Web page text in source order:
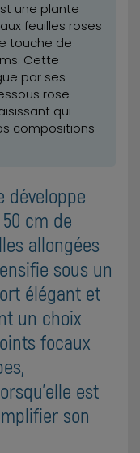
une plante
feuilles roses
touche de
Cette
par ses
rose
qui
compositions
développe
cm de
allongées
sous un
élégant et
un choix
focaux
est
son